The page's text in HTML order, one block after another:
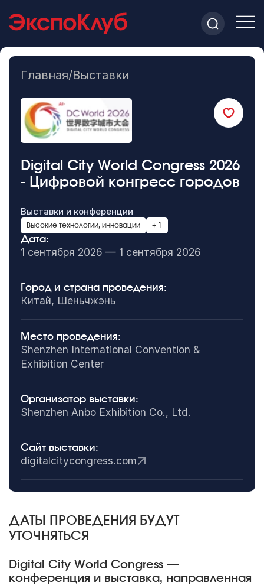
Главная/Выставки
Digital City World Congress 2026
- Цифровой конгресс городов
Выставки и конференции
Высокие технологии, инновации + 1
Дата:
1 сентября 2026 — 1 сентября 2026
Город и страна проведения:
Китай, Шеньчжэнь
Место проведения:
Shenzhen International Convention &
Exhibition Center
Организатор выставки:
Shenzhen Anbo Exhibition Co., Ltd.
Сайт выставки:
digitalcitycongress.com
ДАТЫ ПРОВЕДЕНИЯ БУДУТ
УТОЧНЯТЬСЯ
Digital City World Congress —
конференция и выставка, направленная